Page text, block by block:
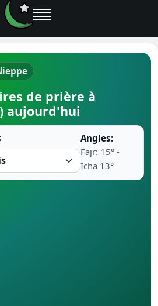
Ramadan
de prière à
aujourd'hui
Angles:
Fajr: 15° -
Icha 13°